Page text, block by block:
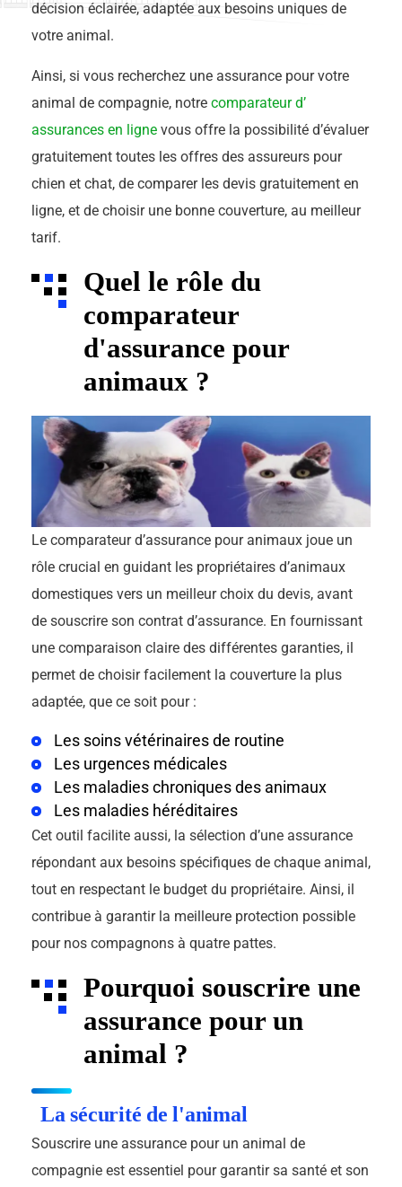
décision éclairée, adaptée aux besoins uniques de
votre animal.
Ainsi, si vous recherchez une assurance pour votre
animal de compagnie, notre comparateur d’
assurances en ligne vous offre la possibilité d’évaluer
gratuitement toutes les offres des assureurs pour
chien et chat, de comparer les devis gratuitement en
ligne, et de choisir une bonne couverture, au meilleur
tarif.
Quel le rôle du
comparateur
d'assurance pour
animaux ?
Le comparateur d’assurance pour animaux joue un
rôle crucial en guidant les propriétaires d’animaux
domestiques vers un meilleur choix du devis, avant
de souscrire son contrat d’assurance. En fournissant
une comparaison claire des différentes garanties, il
permet de choisir facilement la couverture la plus
adaptée, que ce soit pour :
Les soins vétérinaires de routine
Les urgences médicales
Les maladies chroniques des animaux
Les maladies héréditaires
Cet outil facilite aussi, la sélection d’une assurance
répondant aux besoins spécifiques de chaque animal,
tout en respectant le budget du propriétaire. Ainsi, il
contribue à garantir la meilleure protection possible
pour nos compagnons à quatre pattes.
Pourquoi souscrire une
assurance pour un
animal ?
La sécurité de l'animal
Souscrire une assurance pour un animal de
compagnie est essentiel pour garantir sa santé et son